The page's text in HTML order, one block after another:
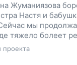
Жуманиязова
Настя и
мы
тяжело болеет
помочь детям
проект!
проекта